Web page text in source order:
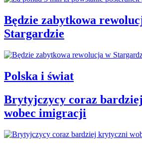
Będzie zabytkowa
Stargardzie
Polska i świat
Brytyjczycy coraz
wobec imigracji